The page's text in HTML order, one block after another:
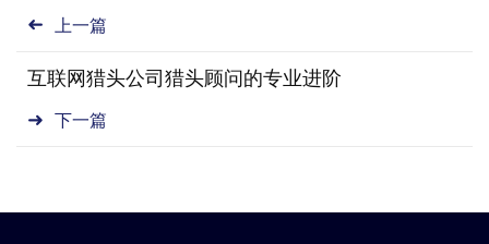
上一篇
下一篇
互联网猎头公司猎头顾问的专业进阶